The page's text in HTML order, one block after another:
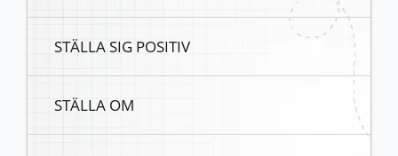
STÄLLA SIG POSITIV
STÄLLA OM